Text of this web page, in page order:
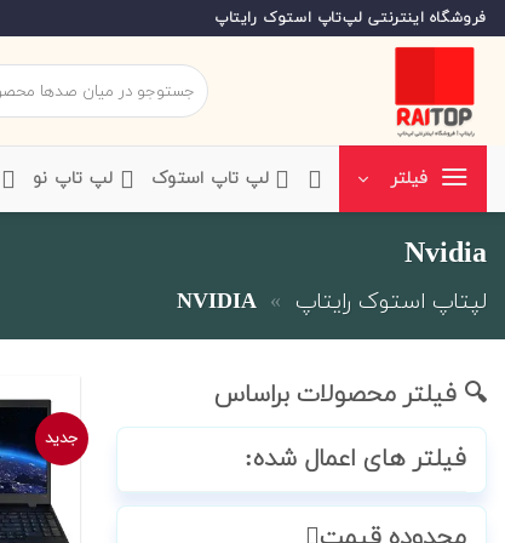
Skip
to
فروشگاه اینترنتی لپ‌تاپ استوک رایتاپ
جستجو
برای:
فیلتر ‌لپ تاپ استوک ‌لپ تاپ نو
Nvidia
لپتاپ استوک رایتاپ »
NVIDIA
🔍 فیلتر محصولات براساس
فیلتر های اعمال شده:
جدید